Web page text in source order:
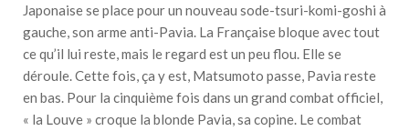
Japonaise se place pour un nouveau sode-tsuri-komi-goshi à
gauche, son arme anti-Pavia. La Française bloque avec tout
ce qu’il lui reste, mais le regard est un peu flou. Elle se
déroule. Cette fois, ça y est, Matsumoto passe, Pavia reste
en bas. Pour la cinquième fois dans un grand combat officiel,
« la Louve » croque la blonde Pavia, sa copine. Le combat